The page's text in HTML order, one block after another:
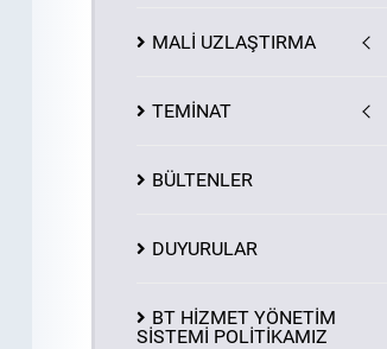
MALİ UZLAŞTIRMA
TEMİNAT
BÜLTENLER
DUYURULAR
BT HİZMET YÖNETİM
SİSTEMİ POLİTİKAMIZ